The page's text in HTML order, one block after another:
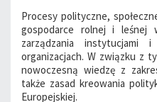
Procesy polityczne,
gospodarce rolnej i leśnej
zarządzania
organizacjach. W związku z
nowoczesną wiedzę z
także zasad kreowania
Europejskiej.